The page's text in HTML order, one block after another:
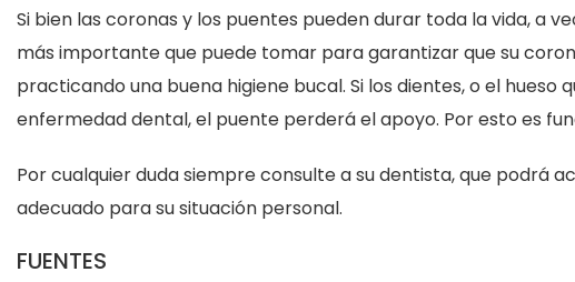
Si bien las coronas y los puentes pueden durar toda la vida, a
más importante que puede tomar para garantizar que su
practicando una buena higiene bucal. Si los dientes, o el hueso
enfermedad dental, el puente perderá el apoyo. Por esto es
Por cualquier duda siempre consulte a su dentista, que podrá
adecuado para su situación personal.
FUENTES